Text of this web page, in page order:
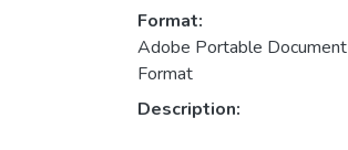
Format:
Adobe Portable Document
Format
Description: